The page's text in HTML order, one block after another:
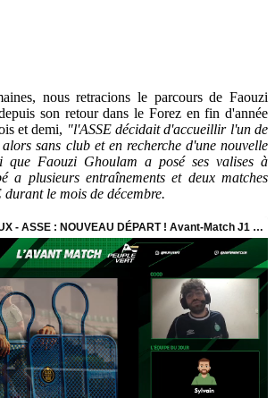
nous retracions le parcours de Faouzi
son retour dans le Forez en fin d'année
et demi, "l'ASSE décidait d'accueillir l'un de
alors sans club et en recherche d'une nouvelle
que Faouzi Ghoulam a posé ses valises à
a plusieurs entraînements et deux matches
le mois de décembre.